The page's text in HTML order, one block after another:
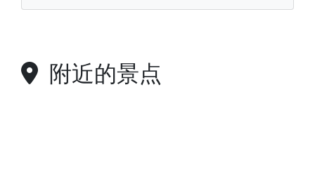
附近的景点